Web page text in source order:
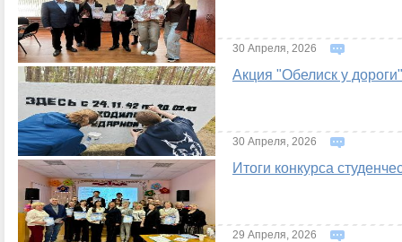
30 Апреля, 2026
Акция "Обелиск у
30 Апреля, 2026
Итоги конкурса
29 Апреля, 2026